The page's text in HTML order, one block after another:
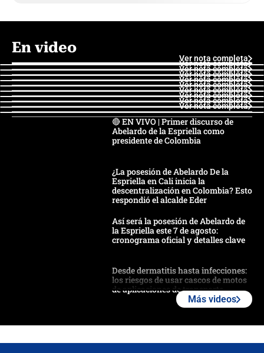
En video
Ver nota completa
Ver nota completa
Ver nota completa
Ver nota completa
Ver nota completa
Ver nota completa
Ver nota completa
Ver nota completa
Ver nota completa
Ver nota completa
🔴 EN VIVO | Primer discurso de
Abelardo de la Espriella como
presidente de Colombia
¿La posesión de Abelardo De la
Espriella en Cali inicia la
descentralización en Colombia? Esto
respondió el alcalde Eder
Así será la posesión de Abelardo de
la Espriella este 7 de agosto:
cronograma oficial y detalles clave
Desde dermatitis hasta infecciones:
los riesgos de usar cascos de motos
de aplicaciones de transporte
Más videos